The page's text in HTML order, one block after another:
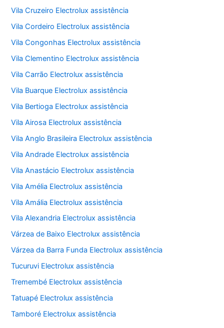
Vila Cruzeiro Electrolux assistência
Vila Cordeiro Electrolux assistência
Vila Congonhas Electrolux assistência
Vila Clementino Electrolux assistência
Vila Carrão Electrolux assistência
Vila Buarque Electrolux assistência
Vila Bertioga Electrolux assistência
Vila Airosa Electrolux assistência
Vila Anglo Brasileira Electrolux assistência
Vila Andrade Electrolux assistência
Vila Anastácio Electrolux assistência
Vila Amélia Electrolux assistência
Vila Amália Electrolux assistência
Vila Alexandria Electrolux assistência
Várzea de Baixo Electrolux assistência
Várzea da Barra Funda Electrolux assistência
Tucuruvi Electrolux assistência
Tremembé Electrolux assistência
Tatuapé Electrolux assistência
Tamboré Electrolux assistência